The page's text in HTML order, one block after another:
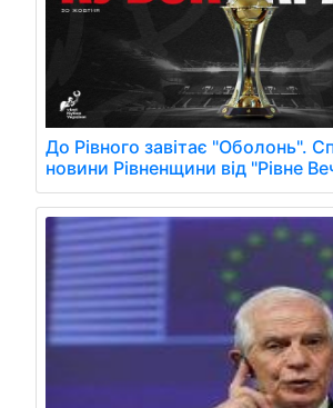
До Рівного завітає "Оболонь".
новини Рівненщини від "Рівне